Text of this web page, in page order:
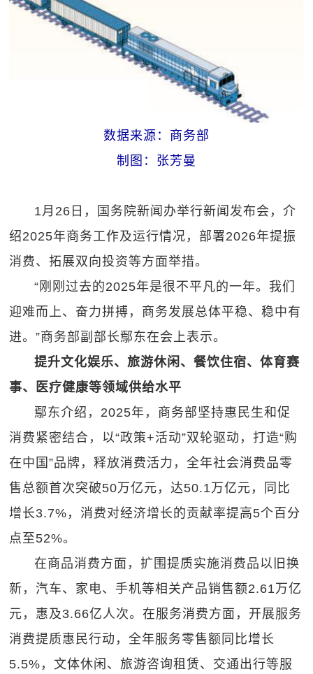
数据来源：商务部
制图：张芳曼
1月26日，国务院新闻办举行新闻发布会，介
绍2025年商务工作及运行情况，部署2026年提振
消费、拓展双向投资等方面举措。
“刚刚过去的2025年是很不平凡的一年。我们
迎难而上、奋力拼搏，商务发展总体平稳、稳中有
进。”商务部副部长鄢东在会上表示。
提升文化娱乐、旅游休闲、餐饮住宿、体育赛
事、医疗健康等领域供给水平
鄢东介绍，2025年，商务部坚持惠民生和促
消费紧密结合，以“政策+活动”双轮驱动，打造“购
在中国”品牌，释放消费活力，全年社会消费品零
售总额首次突破50万亿元，达50.1万亿元，同比
增长3.7%，消费对经济增长的贡献率提高5个百分
点至52%。
在商品消费方面，扩围提质实施消费品以旧换
新，汽车、家电、手机等相关产品销售额2.61万亿
元，惠及3.66亿人次。在服务消费方面，开展服务
消费提质惠民行动，全年服务零售额同比增长
5.5%，文体休闲、旅游咨询租赁、交通出行等服